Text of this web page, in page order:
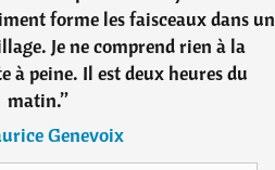
forme les faisceaux dans un
Je ne comprend rien à la
à peine. Il est deux heures du
matin.”
Genevoix